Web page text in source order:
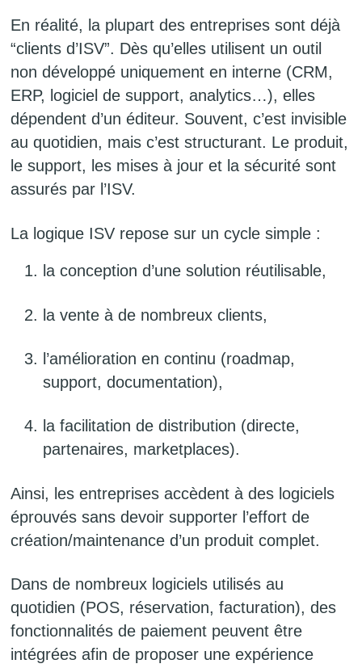
En réalité, la plupart des entreprises sont déjà
“clients d’ISV”. Dès qu’elles utilisent un outil
non développé uniquement en interne (CRM,
ERP, logiciel de support, analytics…), elles
dépendent d’un éditeur. Souvent, c’est invisible
au quotidien, mais c’est structurant. Le produit,
le support, les mises à jour et la sécurité sont
assurés par l’ISV.
La logique ISV repose sur un cycle simple :
la conception d’une solution réutilisable,
la vente à de nombreux clients,
l’amélioration en continu (roadmap,
support, documentation),
la facilitation de distribution (directe,
partenaires, marketplaces).
Ainsi, les entreprises accèdent à des logiciels
éprouvés sans devoir supporter l’effort de
création/maintenance d’un produit complet.
Dans de nombreux logiciels utilisés au
quotidien (POS, réservation, facturation), des
fonctionnalités de paiement peuvent être
intégrées afin de proposer une expérience